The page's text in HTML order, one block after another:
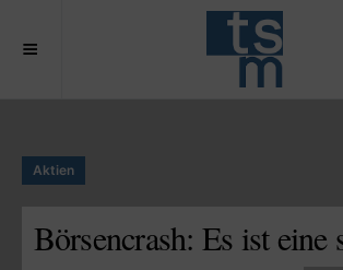
Aktien
Börsencrash: Es ist eine